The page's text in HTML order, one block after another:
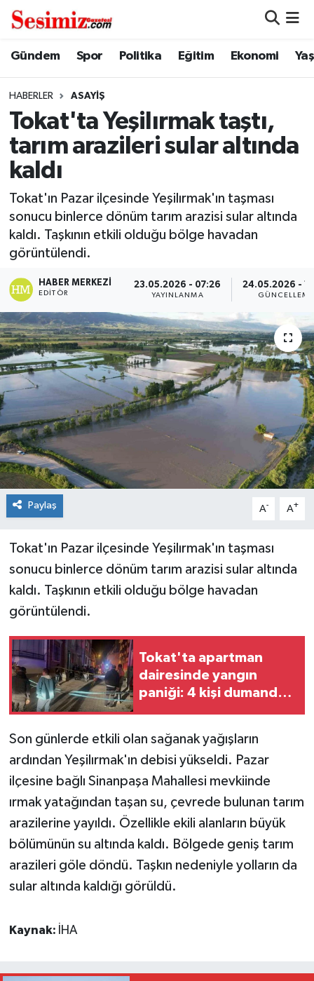
Gündem Spor Politika Eğitim Ekonomi
HABERLER ASAYIŞ
Tokat'ta Yeşilırmak taştı,
tarım arazileri sular altında
kaldı
Tokat'ın Pazar ilçesinde Yeşilırmak'ın taşması
sonucu binlerce dönüm tarım arazisi sular altında
kaldı. Taşkının etkili olduğu bölge havadan
görüntülendi.
HABER MERKEZI
EDITÖR
23.05.2026 - 07:26
YAYINLANMA
24.05.2026 -
GÜNCELLEME
Paylaş A- A+
Tokat'ın Pazar ilçesinde Yeşilırmak'ın taşması
sonucu binlerce dönüm tarım arazisi sular altında
kaldı. Taşkının etkili olduğu bölge havadan
görüntülendi.
Tokat'ta apartman
dairesinde yangın
paniği: 4 kişi dumandan
Son günlerde etkili olan sağanak yağışların
ardından Yeşilırmak'ın debisi yükseldi. Pazar
ilçesine bağlı Sinanpaşa Mahallesi mevkiinde
ırmak yatağından taşan su, çevrede bulunan tarım
arazilerine yayıldı. Özellikle ekili alanların büyük
bölümünün su altında kaldı. Bölgede geniş tarım
arazileri göle döndü. Taşkın nedeniyle yolların da
sular altında kaldığı görüldü.
Kaynak: İHA
Dünya
Ekonomi
Genel
Gündem
Magazin
Spor
Teknoloji
Tokat Haberleri
Yaşam
Nöbetçi Eczaneler
Hava Durumu
Namaz Vakitleri
Trafik Durumu
Süper Lig Puan Durumu ve Fikstür
Tüm Manşetler